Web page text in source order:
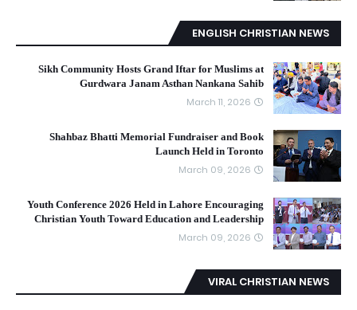
ENGLISH CHRISTIAN NEWS
Sikh Community Hosts Grand Iftar for Muslims at
Gurdwara Janam Asthan Nankana Sahib
March 11, 2026
Shahbaz Bhatti Memorial Fundraiser and Book
Launch Held in Toronto
March 09, 2026
Youth Conference 2026 Held in Lahore Encouraging
Christian Youth Toward Education and Leadership
March 09, 2026
VIRAL CHRISTIAN NEWS